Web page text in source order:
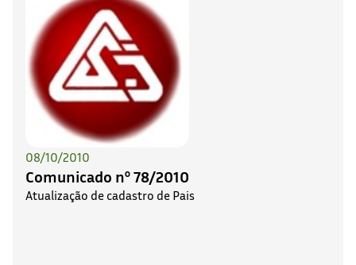
08/10/2010
Comunicado nº 78/2010
Atualização de cadastro de Pais